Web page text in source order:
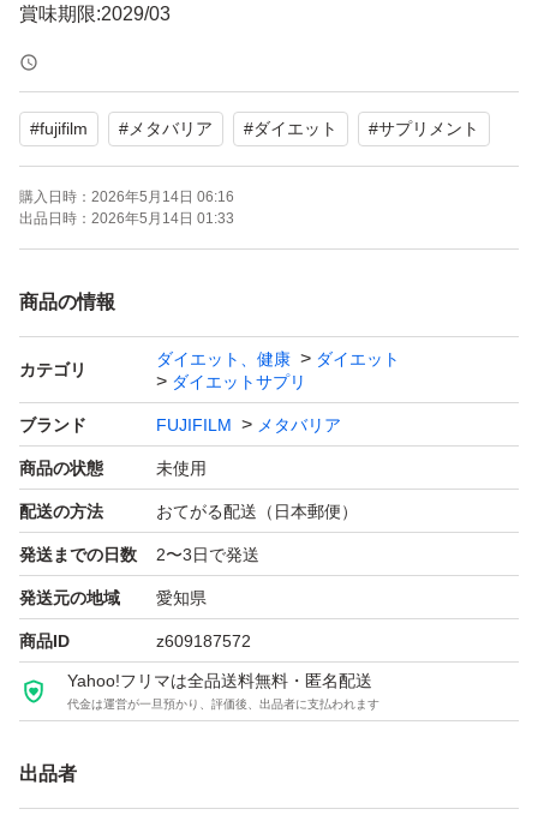
賞味期限:2029/03
#fujifilm #メタバリア #ダイエット #サプリメント
購入日時： 2026年5月14日 06:16
出品日時： 2026年5月14日 01:33
商品の情報
カテゴリ
ダイエット、健康
ダイエット
ダイエットサプリ
ブランド FUJIFILM メタバリア
商品の状態 未使用
配送の方法 おてがる配送（日本郵便）
発送までの日数 2〜3日で発送
発送元の地域 愛知県
商品ID z609187572
Yahoo!フリマは全品送料無料・匿名配送
代金は運営が一旦預かり、評価後、出品者に支払われます
出品者